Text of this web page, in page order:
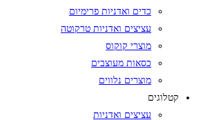
כדים ואדניות פרימיום
עציצים ואדניות טרקוטה
מוצרי קוקוס
כסאות מעוצבים
מוצרים נלווים
קטלוגים
עציצים ואדניות